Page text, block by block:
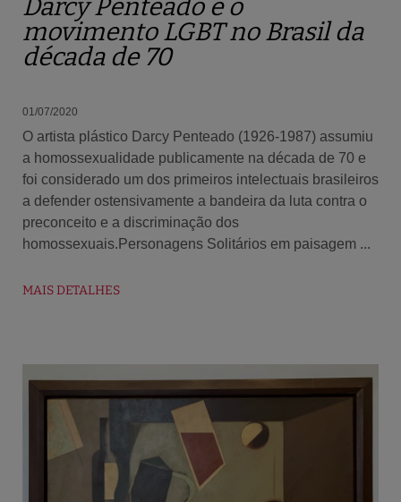
Darcy Penteado e o
movimento LGBT no Brasil da
década de 70
01/07/2020
O artista plástico Darcy Penteado (1926-1987) assumiu
a homossexualidade publicamente na década de 70 e
foi considerado um dos primeiros intelectuais brasileiros
a defender ostensivamente a bandeira da luta contra o
preconceito e a discriminação dos
homossexuais.Personagens Solitários em paisagem ...
MAIS DETALHES